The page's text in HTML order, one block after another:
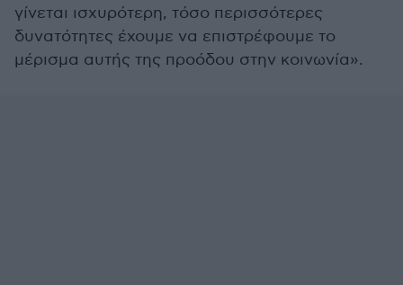
γίνεται ισχυρότερη, τόσο περισσότερες
δυνατότητες έχουμε να επιστρέφουμε το
μέρισμα αυτής της προόδου στην κοινωνία».